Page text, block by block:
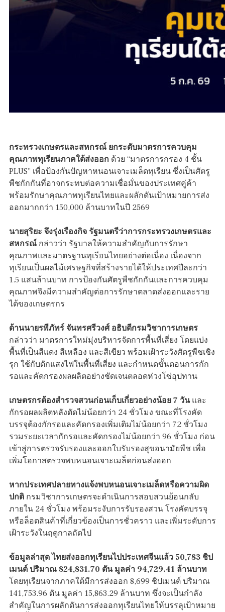
กระทรวงเกษตรและสหกรณ์ ยกระดับมาตรการควบคุม
คุณภาพทุเรียนภาคใต้ส่งออก ด้วย “มาตรการกรอง 4 ชั้น
PLUS” เพื่อป้องกันปัญหาหนอนเจาะเมล็ดทุเรียน ซึ่งเป็นศัตรู
พืชกักกันที่อาจกระทบต่อความเชื่อมั่นของประเทศคู่ค้า
พร้อมรักษาคุณภาพทุเรียนไทยและผลักดันเป้าหมายการส่ง
ออกมากกว่า 150,000 ล้านบาทในปี 2569
นายสุริยะ จึงรุ่งเรืองกิจ รัฐมนตรีว่าการกระทรวงเกษตรและ
สหกรณ์ กล่าวว่า รัฐบาลให้ความสำคัญกับการรักษา
คุณภาพและมาตรฐานทุเรียนไทยอย่างต่อเนื่อง เนื่องจาก
ทุเรียนเป็นผลไม้เศรษฐกิจที่สร้างรายได้ให้ประเทศปีละกว่า
1.5 แสนล้านบาท การป้องกันศัตรูพืชกักกันและการควบคุม
คุณภาพจึงมีความสำคัญต่อการรักษาตลาดส่งออกและราย
ได้ของเกษตรกร
ด้านนายรพีภัทร์ จันทรศรีวงศ์ อธิบดีกรมวิชาการเกษตร
กล่าวว่า มาตรการใหม่มุ่งบริหารจัดการพื้นที่เสี่ยง โดยแบ่ง
พื้นที่เป็นสีแดง สีเหลือง และสีเขียว พร้อมเฝ้าระวังศัตรูพืชเชิง
รุก ใช้กับดักแสงไฟในพื้นที่เสี่ยง และกำหนดขั้นตอนการกัก
รอและคัดกรองผลผลิตอย่างชัดเจนตลอดห่วงโซ่อุปทาน
เกษตรกรต้องสำรวจสวนก่อนเก็บเกี่ยวอย่างน้อย 7 วันและ
กักรอผลผลิตหลังตัดไม่น้อยกว่า 24 ชั่วโมง ขณะที่โรงคัด
บรรจุต้องกักรอและคัดกรองเพิ่มเติมไม่น้อยกว่า 72 ชั่วโมง
รวมระยะเวลากักรอและคัดกรองไม่น้อยกว่า 96 ชั่วโมง ก่อน
เข้าสู่การตรวจรับรองและออกใบรับรองสุขอนามัยพืช เพื่อ
เพิ่มโอกาสตรวจพบหนอนเจาะเมล็ดก่อนส่งออก
หากประเทศปลายทางแจ้งพบหนอนเจาะเมล็ดหรือความผิด
ปกติ กรมวิชาการเกษตรจะดำเนินการสอบสวนย้อนกลับ
ภายใน 24 ชั่วโมง พร้อมระงับการรับรองสวน โรงคัดบรรจุ
หรือล็อตสินค้าที่เกี่ยวข้องเป็นการชั่วคราว และเพิ่มระดับการ
เฝ้าระวังในฤดูกาลถัดไป
ข้อมูลล่าสุด ไทยส่งออกทุเรียนไปประเทศจีนแล้ว 50,783 ชิป
เมนต์ ปริมาณ 824,831.70 ตัน มูลค่า 94,729.41 ล้านบาท
โดยทุเรียนจากภาคใต้มีการส่งออก 8,699 ชิปเมนต์ ปริมาณ
141,753.96 ตัน มูลค่า 15,863.29 ล้านบาท ซึ่งจะเป็นกำลัง
สำคัญในการผลักดันการส่งออกทุเรียนไทยให้บรรลุเป้าหมาย